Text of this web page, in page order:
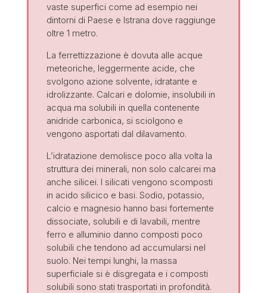
vaste superfici come ad esempio nei
dintorni di Paese e Istrana dove raggiunge
oltre 1 metro.
La ferrettizzazione è dovuta alle acque
meteoriche, leggermente acide, che
svolgono azione solvente, idratante e
idrolizzante. Calcari e dolomie, insolubili in
acqua ma solubili in quella contenente
anidride carbonica, si sciolgono e
vengono asportati dal dilavamento.
L’idratazione demolisce poco alla volta la
struttura dei minerali, non solo calcarei ma
anche silicei. I silicati vengono scomposti
in acido silicico e basi. Sodio, potassio,
calcio e magnesio hanno basi fortemente
dissociate, solubili e di lavabili, mentre
ferro e alluminio danno composti poco
solubili che tendono ad accumularsi nel
suolo. Nei tempi lunghi, la massa
superficiale si è disgregata e i composti
solubili sono stati trasportati in profondità.